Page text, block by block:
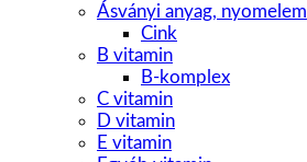
Ásványi anyag, nyomelem
Cink
B vitamin
B-komplex
C vitamin
D vitamin
E vitamin